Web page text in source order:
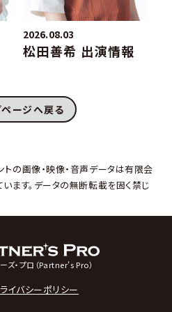
2026.08.03
松田善希 出演情報
ページへ戻る
の画像・映像・音声データは有限会
ます。データの無断転載を固く禁じ
ズ・プロ（Partner's Pro）
イバシーポリシー